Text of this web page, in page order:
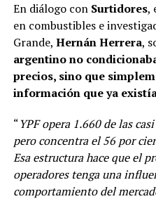
En diálogo con Surtidores,
en combustibles e
Grande, Hernán Herrera,
argentino no
precios, sino que
información que ya
“YPF opera 1.660 de las
pero concentra el 56 por
Esa estructura hace que el
operadores tenga una
comportamiento del